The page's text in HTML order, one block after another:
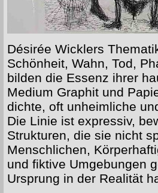
Désirée Wicklers
Schönheit, Wahn, Tod,
bilden die Essenz ihrer
Medium Graphit und
dichte, oft unheimliche
Die Linie ist expressiv,
Strukturen, die sie nicht
Menschlichen,
und fiktive Umgebungen
Ursprung in der Realität